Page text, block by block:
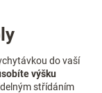
do vaší
výšku
střídáním